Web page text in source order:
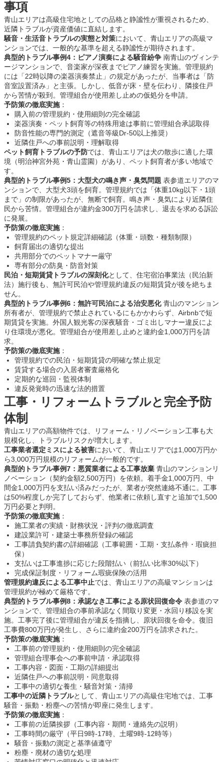
事項
青山エリアは高級住宅地としての品格と静謐性が重視されるため、
近隣トラブルが資産価値に直結します。
騒音・生活音トラブルの実態と対策において、青山エリアの高級マ
ンションでは、一般的な基準を超える静謐性が期待されます。
典型的トラブル事例4：ピアノ演奏による騒音紛争 南青山のヴィンテ
ージマンションで、音楽家が深夜までピアノ練習を実施。管理規約
には「22時以降の楽器演奏禁止」の規定があったが、当事者は「防
音室設置済み」と主張。しかし、低音が床・壁を伝わり、隣接住戸
から苦情が殺到。管理組合が使用差し止めの仮処分を申請。
予防策の徹底実施：
購入前の管理規約・使用細則の完全確認
楽器演奏・ペット飼育等の特殊用途は事前に管理組合承認取得
防音性能の専門的測定（遮音等級Dr-50以上推奨）
近隣住戸への事前説明・理解取得
ペット飼育トラブルの予防では、青山エリアは犬の散歩に適した環
境（明治神宮外苑・青山霊園）があり、ペット飼育者が多い地域で
す。
典型的トラブル事例5：大型犬の鳴き声・臭気問題 表参道エリアのマ
ンションで、大型犬3頭を飼育。管理規約では「体重10kg以下・1頭
まで」の制限があったが、無断で飼育。鳴き声・臭気により近隣住
民から苦情。管理組合が違約金300万円を請求し、退去を求める訴訟
に発展。
予防策の徹底実施：
管理規約のペット規定詳細確認（体重・頭数・種類制限）
飼育届出の適切な提出
共用部分でのペットマナー厳守
専有部分の防臭・防音対策
民泊・短期賃貸トラブルの深刻化として、住宅宿泊事業法（民泊新
法）施行後も、無許可民泊や管理規約違反の短期賃貸が後を絶ちま
せん。
典型的トラブル事例6：無許可民泊による治安悪化青山のマンション
所有者が、管理規約で禁止されているにもかかわらず、Airbnbで短
期賃貸を実施。外国人観光客の深夜騒音・ゴミ出しマナー違反によ
り住環境が悪化。管理組合が使用差し止めと違約金1,000万円を請
求。
予防策の徹底実施：
管理規約での民泊・短期賃貸の明確な禁止規定
賃貸する場合の入居者審査厳格化
定期的な巡回・監視体制
違反発覚時の迅速な法的措置
工事・リフォームトラブルと完全予防
体制
青山エリアの高額物件では、リフォーム・リノベーション工事も大
規模化し、トラブルリスクが増大します。
工事業者選定ミスによる被害において、青山エリアでは1,000万円か
ら3,000万円規模のリフォームが一般的です。
典型的トラブル事例7：悪質業者による工事放棄 青山のマンションリ
ノベーション（契約金額2,500万円）を依頼。着手金1,000万円、中
間金1,000万円を支払い済みだったが、業者が突然連絡不通に。工事
は50%程度しか完了しておらず、他業者に依頼し直すと追加で1,500
万円必要と判明。
予防策の徹底実施：
施工業者の実績・財務状況・評判の徹底調査
建設業許可・建築士事務所登録の確認
工事請負契約書の詳細確認（工事範囲・工期・支払条件・瑕疵担
保）
支払いは工事進捗に応じた段階払い（前払い比率30%以下）
完成保証制度・リフォーム瑕疵保険の活用
管理規約違反による工事中止では、青山エリアの高級マンションは
管理規約が極めて厳格です。
典型的トラブル事例8：承認なき工事による原状回復命令 表参道のマ
ンションで、管理組合の事前承認なく間取り変更・水回り移設を実
施。工事完了後に管理組合が違反を指摘し、原状回復を命令。復旧
工事費800万円が発生し、さらに違約金200万円を請求された。
予防策の徹底実施：
工事前の管理規約・使用細則の完全確認
管理組合理事会への事前申請・承認取得
工事内容・図面・工期の詳細提出
近隣住戸への事前説明・同意取得
工事中の適切な養生・騒音対策・清掃
工事中の近隣トラブルとして、青山エリアの高級住宅地では、工事
騒音・振動・粉塵への苦情が即座に発生します。
予防策の徹底実施：
工事前の近隣挨拶（工事内容・期間・連絡先の説明）
工事時間の厳守（平日9時-17時、土曜9時-12時等）
騒音・振動の測定と基準値遵守
粉塵・廃材の適切な処理